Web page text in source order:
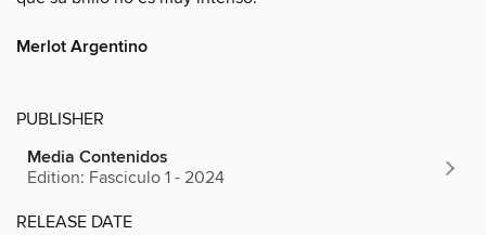
Merlot Argentino
PUBLISHER
Media Contenidos
Edition: Fasciculo 1 - 2024
RELEASE DATE